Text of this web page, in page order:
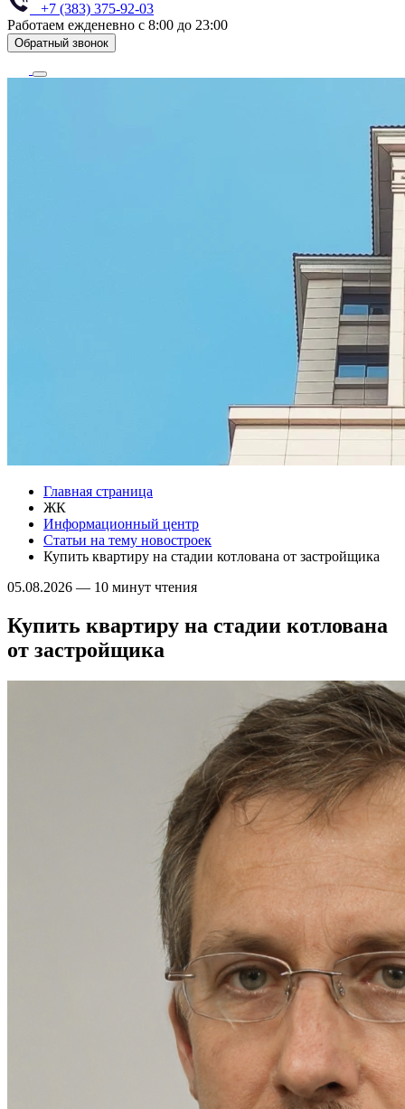
+7 (383) 375-92-03
Работаем ежденевно с 8:00 до 23:00
Обратный звонок
Главная страница
ЖК
Информационный центр
Статьи на тему новостроек
Купить квартиру на стадии котлована от застройщика
05.08.2026 — 10 минут чтения
Купить квартиру на стадии котлована
от застройщика